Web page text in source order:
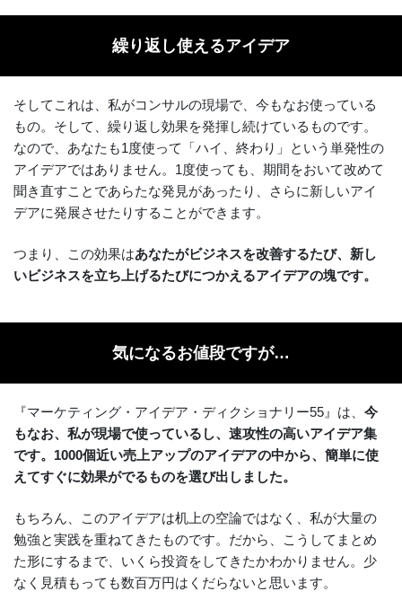
繰り返し使えるアイデア
そしてこれは、私がコンサルの現場で、今もなお使っている
もの。そして、繰り返し効果を発揮し続けているものです。
なので、あなたも1度使って「ハイ、終わり」という単発性の
アイデアではありません。1度使っても、期間をおいて改めて
聞き直すことであらたな発見があったり、さらに新しいアイ
デアに発展させたりすることができます。
つまり、この効果はあなたがビジネスを改善するたび、新し
いビジネスを立ち上げるたびにつかえるアイデアの塊です。
気になるお値段ですが…
『マーケティング・アイデア・ディクショナリー55』は、 今
もなお、私が現場で使っているし、速攻性の高いアイデア集
です。1000個近い売上アップのアイデアの中から、簡単に使
えてすぐに効果がでるものを選び出しました。
もちろん、このアイデアは机上の空論ではなく、私が大量の
勉強と実践を重ねてきたものです。だから、こうしてまとめ
た形にするまで、いくら投資をしてきたかわかりません。少
なく見積もっても数百万円はくだらないと思います。